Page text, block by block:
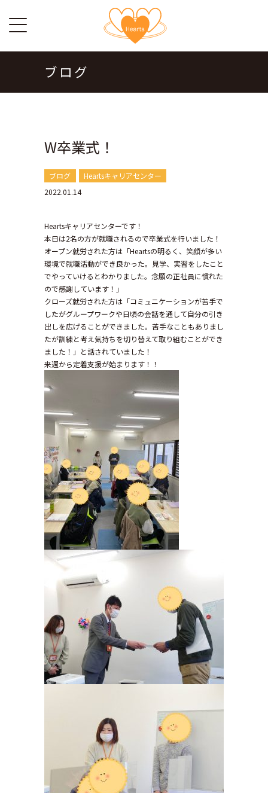
ブログ
W卒業式！
ブログ
Heartsキャリアセンター
2022.01.14
Heartsキャリアセンターです！
本日は2名の方が就職されるので卒業式を行いました！
オープン就労された方は「Heartsの明るく、笑顔が多い
環境で就職活動ができ良かった。見学、実習をしたこと
でやっていけるとわかりました。念願の正社員に慣れた
ので感謝しています！」
クローズ就労された方は「コミュニケーションが苦手で
したがグループワークや日頃の会話を通して自分の引き
出しを広げることができました。苦手なこともありまし
たが訓練と考え気持ちを切り替えて取り組むことができ
ました！」と話されていました！
来週から定着支援が始まります！！